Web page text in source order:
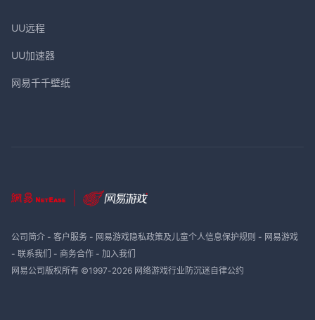
UU远程
UU加速器
网易千千壁纸
公司简介- 客户服务- 网易游戏隐私政策及儿童个人信息保护规则 - 网易游戏
- 联系我们 - 商务合作- 加入我们
网易公司版权所有 ©1997-2026 网络游戏行业防沉迷自律公约